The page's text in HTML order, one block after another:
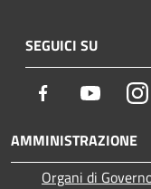
SEGUICI SU
Facebook Youtube
AMMINISTRAZIONE
Organi di